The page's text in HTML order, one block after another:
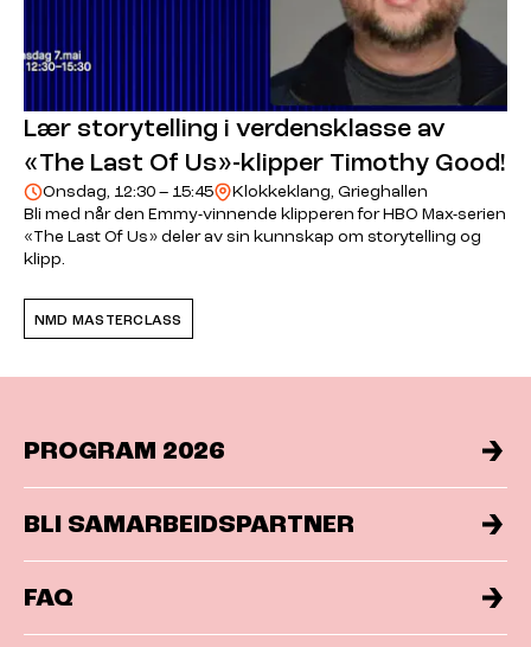
Lær storytelling i verdensklasse av
«The Last Of Us»-klipper Timothy Good!
Onsdag, 12:30 – 15:45
Klokkeklang, Grieghallen
Bli med når den Emmy-vinnende klipperen for HBO Max-serien
«The Last Of Us» deler av sin kunnskap om storytelling og
klipp.
NMD MASTERCLASS
PROGRAM 2026
BLI SAMARBEIDSPARTNER
FAQ